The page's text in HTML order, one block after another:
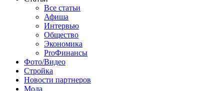
Все статьи
Афиша
Интервью
Общество
Экономика
ProФинансы
Фото/Видео
Стройка
Новости партнеров
Мода